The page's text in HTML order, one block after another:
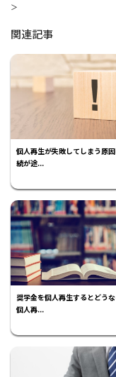
＞
関連記事
個人再生が失敗してしまう原
続が途...
奨学金を個人再生するとどう
個人再...